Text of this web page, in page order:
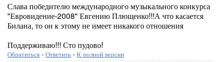
Слава победителю международного музыкального конкурса
"Евровидение-2008" Евгению Плющенко!!!А что касается
Билана, то он к этому не имеет никакого отношения
Поддерживаю!!! Сто пудово!
Обратиться - Ответить - К полной версии